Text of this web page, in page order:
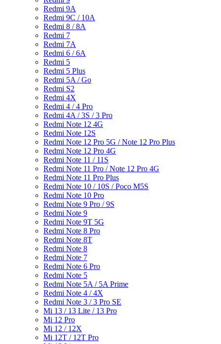
Redmi 9A
Redmi 9C / 10A
Redmi 8 / 8A
Redmi 7
Redmi 7A
Redmi 6 / 6A
Redmi 5
Redmi 5 Plus
Redmi 5A / Go
Redmi S2
Redmi 4X
Redmi 4 / 4 Pro
Redmi 4A / 3S / 3 Pro
Redmi Note 12 4G
Redmi Note 12S
Redmi Note 12 Pro 5G / Note 12 Pro Plus
Redmi Note 12 Pro 4G
Redmi Note 11 / 11S
Redmi Note 11 Pro / Note 12 Pro 4G
Redmi Note 11 Pro Plus
Redmi Note 10 / 10S / Poco M5S
Redmi Note 10 Pro
Redmi Note 9 Pro / 9S
Redmi Note 9
Redmi Note 9T 5G
Redmi Note 8 Pro
Redmi Note 8T
Redmi Note 8
Redmi Note 7
Redmi Note 6 Pro
Redmi Note 5
Redmi Note 5A / 5A Prime
Redmi Note 4 / 4X
Redmi Note 3 / 3 Pro SE
Mi 13 / 13 Lite / 13 Pro
Mi 12 Pro
Mi 12 / 12X
Mi 12T / 12T Pro